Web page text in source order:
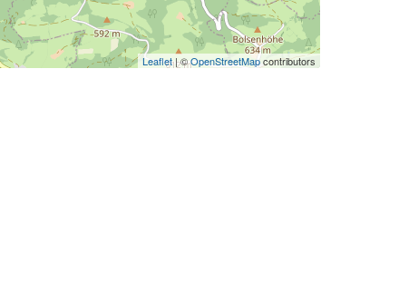
Leaflet| ©OpenStreetMapcontributors